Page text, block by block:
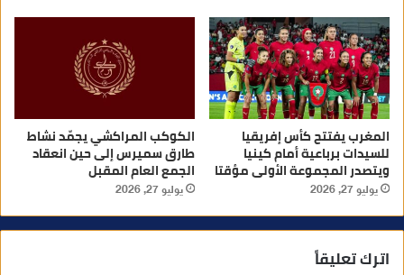
المغرب يفتتح كأس إفريقيا
للسيدات برباعية أمام كينيا
ويتصدر المجموعة الأولى مؤقتا
يوليو 27, 2026
الكوكب المراكشي يجمّد نشاط
طارق سميرس إلى حين انعقاد
الجمع العام المقبل
يوليو 27, 2026
اترك تعليقاً